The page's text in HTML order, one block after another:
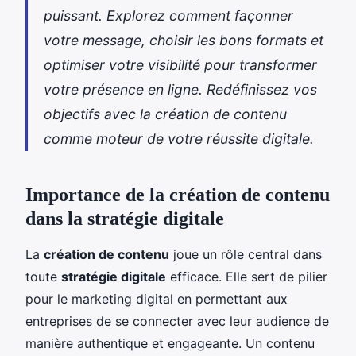
puissant. Explorez comment façonner
votre message, choisir les bons formats et
optimiser votre visibilité pour transformer
votre présence en ligne. Redéfinissez vos
objectifs avec la création de contenu
comme moteur de votre réussite digitale.
Importance de la création de contenu
dans la stratégie digitale
La création de contenu joue un rôle central dans
toute stratégie digitale efficace. Elle sert de pilier
pour le marketing digital en permettant aux
entreprises de se connecter avec leur audience de
manière authentique et engageante. Un contenu